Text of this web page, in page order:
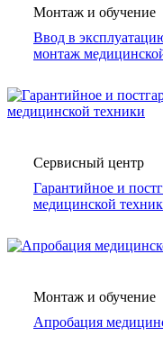
Монтаж и обучение
Ввод в
монтаж
Сервисный центр
Гарантийное и
медицинской
Монтаж и обучение
Апробация